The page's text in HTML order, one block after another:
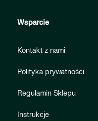
Wsparcie
Kontakt z nami
Polityka prywatności
Regulamin Sklepu
Instrukcje